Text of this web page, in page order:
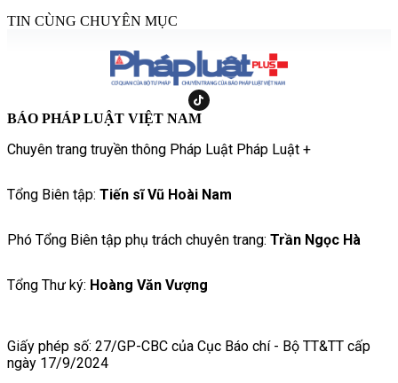
TIN CÙNG CHUYÊN MỤC
BÁO PHÁP LUẬT VIỆT NAM
Chuyên trang truyền thông Pháp Luật Pháp Luật +
Tổng Biên tập: Tiến sĩ Vũ Hoài Nam
Phó Tổng Biên tập phụ trách chuyên trang: Trần Ngọc Hà
Tổng Thư ký: Hoàng Văn Vượng
Giấy phép số: 27/GP-CBC của Cục Báo chí - Bộ TT&TT cấp
ngày 17/9/2024